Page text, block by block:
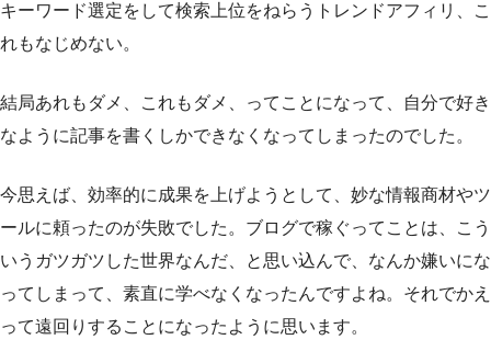
キーワード選定をして検索上位をねらうトレンドアフィリ、こ
れもなじめない。
結局あれもダメ、これもダメ、ってことになって、自分で好き
なように記事を書くしかできなくなってしまったのでした。
今思えば、効率的に成果を上げようとして、妙な情報商材やツ
ールに頼ったのが失敗でした。ブログで稼ぐってことは、こう
いうガツガツした世界なんだ、と思い込んで、なんか嫌いにな
ってしまって、素直に学べなくなったんですよね。それでかえ
って遠回りすることになったように思います。